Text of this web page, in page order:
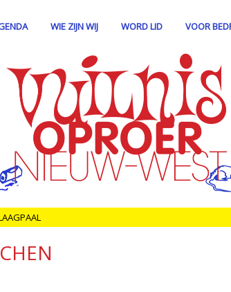
WIE ZIJN WIJ WORD LID VOOR